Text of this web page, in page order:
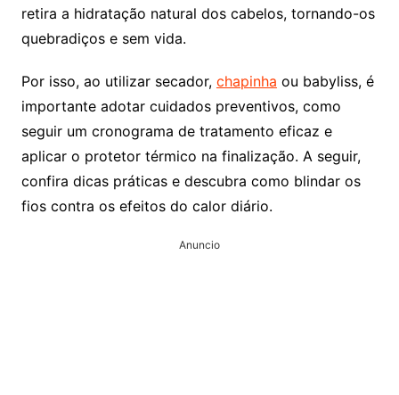
retira a hidratação natural dos cabelos, tornando-os
quebradiços e sem vida.
Por isso, ao utilizar secador, chapinha ou babyliss, é
importante adotar cuidados preventivos, como
seguir um cronograma de tratamento eficaz e
aplicar o protetor térmico na finalização. A seguir,
confira dicas práticas e descubra como blindar os
fios contra os efeitos do calor diário.
Anuncio